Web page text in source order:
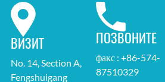
ВИЗИТ
No. 14, Section A,
Fengshuigang
ПОЗВОНИТЕ
факс : +86-574-
87510329